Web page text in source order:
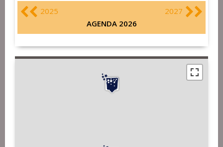
2025
2027
AGENDA 2026